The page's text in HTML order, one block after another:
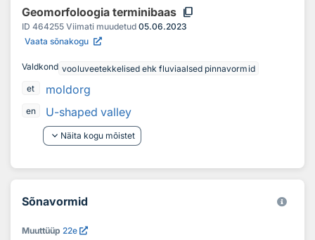
Geomorfoloogia terminibaas content_copy
ID 464255 Viimati muudetud 05.06.2023
Vaata sõnakogu
Valdkond vooluveetekkelised ehk fluviaalsed pinnavormid
et
moldorg
en
U-shaped valley
keyboard_arrow_down Näita kogu mõistet
Sõnavormid
Muuttüüp 22e